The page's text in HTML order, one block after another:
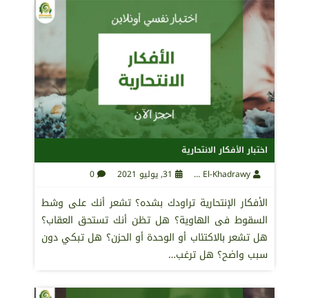
اختبار الأفكار الانتحارية
31, يوليو 2021 0
الأفكار الإنتحارية تراودك بشده؟ تشعر أنك على وشط
السقوط فى الهاوية؟ هل تظن أنك تستحق العقاب؟
هل تشعر بالاكتئاب أو الوحدة أو الحزن؟ هل تبكي دون
سبب واضح؟ هل ترغب…